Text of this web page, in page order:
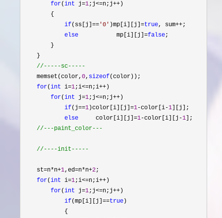
for(int j=1;j<=n;j++ )
        {
if(ss[j]== '0 ' )mp[i][j]=true, sum++;
else
           mp[i][j]=
false;
        }
    }
// -----sc-----
    memset(color,
0, sizeof(color));
for(int i=1;i<=n;i++ )
for(int j=1;j<=n;j++ )
if(j==1 )color[i][j]=1-color[i-1 ][j];
else
     color[i][j]=
1-color[i][j-1 ];
// ---paint_color---
// ----init-----
    st
=n*n+1,ed=n*n+2;
for(int i=1;i<=n;i++ )
for(int j=1;j<=n;j++ )
if(mp[i][j]==true )
            {